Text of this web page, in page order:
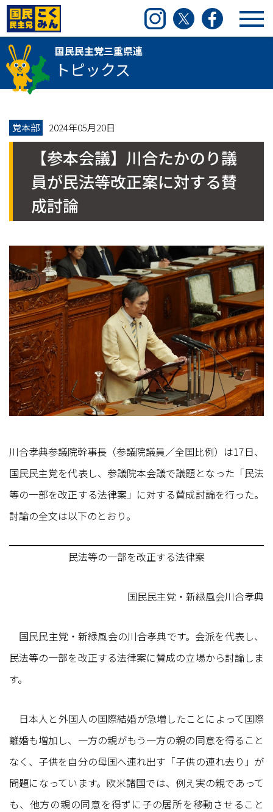
国民民主党三重県連 InstagramTwitter Facebook
国民民主党三重県連
トピックス
党本部 2024年05月20日
【参本会議】川合たかのり議
員が民法等改正案に対する賛
成討論
川合孝典参議院幹事長（参議院議員／全国比例）は17日、
国民民主党を代表し、参議院本会議で議題となった「民法
等の一部を改正する法律案」に対する賛成討論を行った。
討論の全文は以下のとおり。
民法等の一部を改正する法律案
国民民主党・新緑風会川合孝典
国民民主党・新緑風会の川合孝典です。会派を代表し、
民法等の一部を改正する法律案に賛成の立場から討論しま
す。
日本人と外国人の国際結婚が急増したことによって国際
離婚も増加し、一方の親がもう一方の親の同意を得ること
なく、子供を自分の母国へ連れ出す「子供の連れ去り」が
問題になっています。欧米諸国では、例え実の親であって
も、他方の親の同意を得ずに子の居所を移動させること